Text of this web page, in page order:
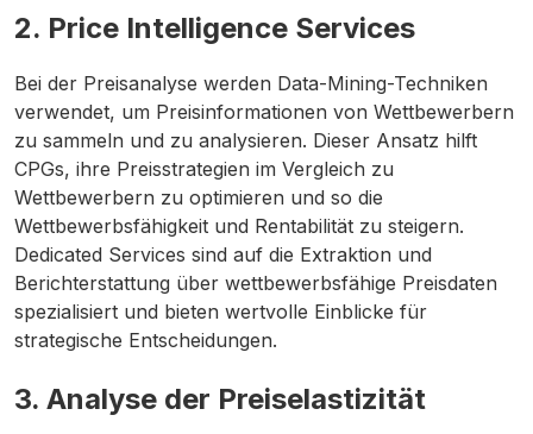
2. Price Intelligence Services
Bei der Preisanalyse werden Data-Mining-Techniken
verwendet, um Preisinformationen von Wettbewerbern
zu sammeln und zu analysieren. Dieser Ansatz hilft
CPGs, ihre Preisstrategien im Vergleich zu
Wettbewerbern zu optimieren und so die
Wettbewerbsfähigkeit und Rentabilität zu steigern.
Dedicated Services sind auf die Extraktion und
Berichterstattung über wettbewerbsfähige Preisdaten
spezialisiert und bieten wertvolle Einblicke für
strategische Entscheidungen.
3. Analyse der Preiselastizität